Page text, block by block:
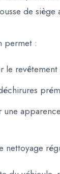
de siège
permet :
le revêtement
une
nettoyage